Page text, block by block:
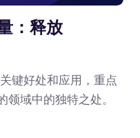
：释放
键好处和应用，重点
领域中的独特之处。